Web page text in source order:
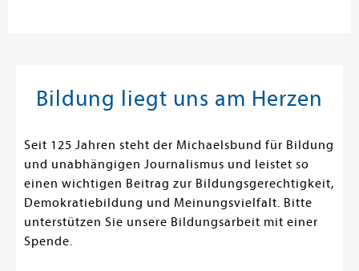
Bildung liegt uns am Herzen
Seit 125 Jahren steht der Michaelsbund für Bildung
und unabhängigen Journalismus und leistet so
einen wichtigen Beitrag zur Bildungsgerechtigkeit,
Demokratiebildung und Meinungsvielfalt. Bitte
unterstützen Sie unsere Bildungsarbeit mit einer
Spende.